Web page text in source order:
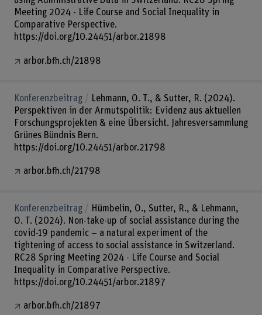
Meeting 2024 - Life Course and Social Inequality in
Comparative Perspective.
https://doi.org/10.24451/arbor.21898
arbor.bfh.ch/21898
Konferenzbeitrag
Lehmann, O. T., & Sutter, R. (2024).
Perspektiven in der Armutspolitik: Evidenz aus aktuellen
Forschungsprojekten & eine Übersicht. Jahresversammlung
Grünes Bündnis Bern.
https://doi.org/10.24451/arbor.21798
arbor.bfh.ch/21798
Konferenzbeitrag
Hümbelin, O., Sutter, R., & Lehmann,
O. T. (2024). Non-take-up of social assistance during the
covid-19 pandemic – a natural experiment of the
tightening of access to social assistance in Switzerland.
RC28 Spring Meeting 2024 - Life Course and Social
Inequality in Comparative Perspective.
https://doi.org/10.24451/arbor.21897
arbor.bfh.ch/21897